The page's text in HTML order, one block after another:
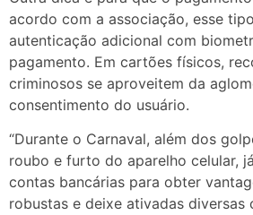
acordo com a associação, esse
autenticação adicional com
pagamento. Em cartões físicos,
criminosos se aproveitem da
consentimento do usuário.
“Durante o Carnaval, além dos
roubo e furto do aparelho celular,
contas bancárias para obter
robustas e deixe ativadas